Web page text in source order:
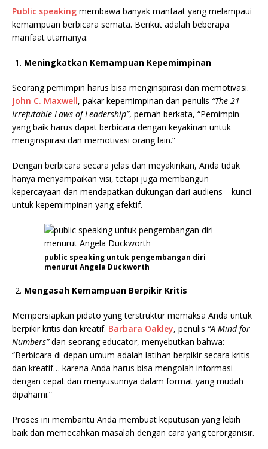
Public speaking membawa banyak manfaat yang melampaui
kemampuan berbicara semata. Berikut adalah beberapa
manfaat utamanya:
Meningkatkan Kemampuan Kepemimpinan
Seorang pemimpin harus bisa menginspirasi dan memotivasi.
John C. Maxwell, pakar kepemimpinan dan penulis “The 21
Irrefutable Laws of Leadership”, pernah berkata, “Pemimpin
yang baik harus dapat berbicara dengan keyakinan untuk
menginspirasi dan memotivasi orang lain.”
Dengan berbicara secara jelas dan meyakinkan, Anda tidak
hanya menyampaikan visi, tetapi juga membangun
kepercayaan dan mendapatkan dukungan dari audiens—kunci
untuk kepemimpinan yang efektif.
public speaking untuk pengembangan diri
menurut Angela Duckworth
Mengasah Kemampuan Berpikir Kritis
Mempersiapkan pidato yang terstruktur memaksa Anda untuk
berpikir kritis dan kreatif. Barbara Oakley, penulis “A Mind for
Numbers”dan seorang educator, menyebutkan bahwa:
“Berbicara di depan umum adalah latihan berpikir secara kritis
dan kreatif… karena Anda harus bisa mengolah informasi
dengan cepat dan menyusunnya dalam format yang mudah
dipahami.”
Proses ini membantu Anda membuat keputusan yang lebih
baik dan memecahkan masalah dengan cara yang terorganisir.